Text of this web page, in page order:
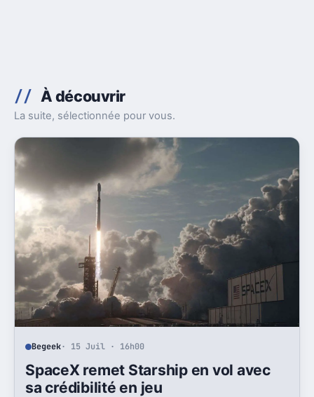
À découvrir
La suite, sélectionnée pour vous.
Begeek· 15 Juil · 16h00
SpaceX remet Starship en vol avec
sa crédibilité en jeu